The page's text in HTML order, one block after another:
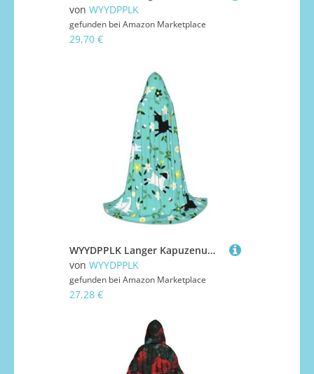
von WYYDPPLK
gefunden bei Amazon Marketplace
29,70 €
WYYDPPLK Langer Kapuzenumhang für Teenager, Ziegenfroldruck, Cosplay, Rollenparty, Halloween-Kostüme
von WYYDPPLK
gefunden bei Amazon Marketplace
27,28 €